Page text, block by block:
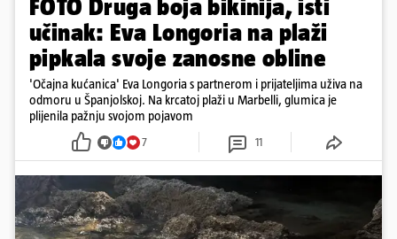
FOTO Druga boja bikinija, isti
učinak: Eva Longoria na plaži
pipkala svoje zanosne obline
'Očajna kućanica' Eva Longoria s partnerom i prijateljima uživa na
odmoru u Španjolskoj. Na krcatoj plaži u Marbelli, glumica je
plijenila pažnju svojom pojavom
7 11